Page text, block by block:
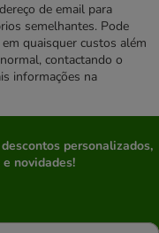
de email para
semelhantes. Pode
quaisquer custos além
contactando o
informações na
personalizados,
novidades!